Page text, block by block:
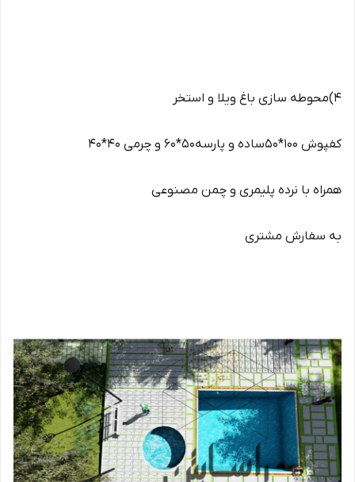
4)محوطه سازی باغ ویلا و استخر
کفپوش 100*50ساده و پارسه50*60 و چرمی 40*40
همراه با نرده پلیمری و چمن مصنوعی
به سفارش مشتری